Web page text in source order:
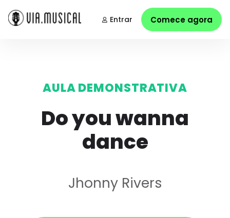
Entrar Comece agora
AULA DEMONSTRATIVA
Do you wanna
dance
Jhonny Rivers